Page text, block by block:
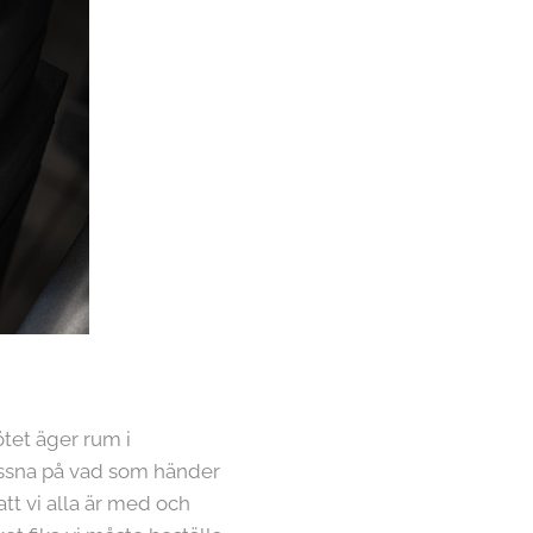
äger rum i
på vad som händer
vi alla är med och